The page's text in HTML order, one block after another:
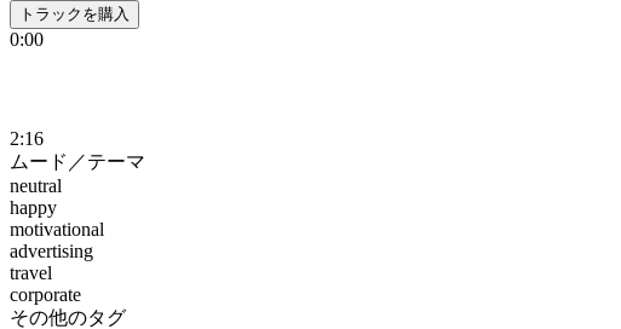
トラックを購入
0:00
2:16
ムード／テーマ
neutral
happy
motivational
advertising
travel
corporate
その他のタグ